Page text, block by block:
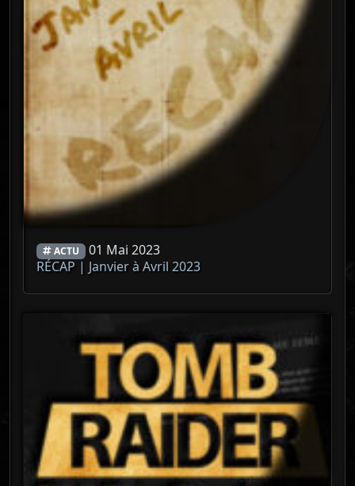
ACTU 01 Mai 2023
RÉCAP | Janvier à Avril 2023